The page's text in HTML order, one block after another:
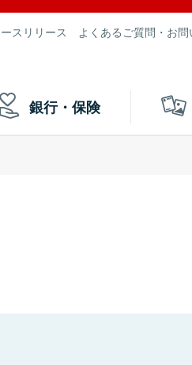
スリリース よくあるご質問・お
銀行・保険